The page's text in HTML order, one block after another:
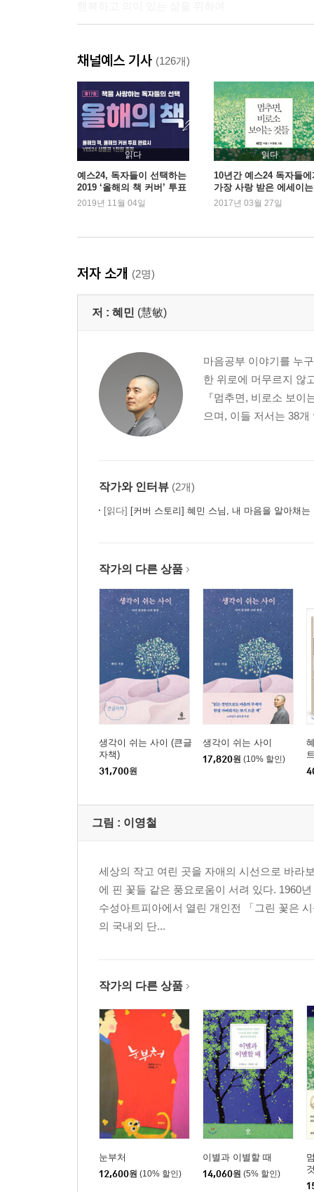
인생, 너무 어렵게 살지 말자
나는 무엇을 하는 사람인가
5강. 사랑의 장
평범한 그대를 사랑합니다
사랑, 내가 사라지는 위대한 경험
6강. 수행의 장
그저 바라보는 연습
내가 옳은 것이 중요한 것이 아니고 같이 행복한 것
냉정과 열정 사이
종교가 달라 힘들어하는 그대를 위해
진리는 통한다
에필로그_나 자신의 온전함과 존귀함을 알아채시길
채널예스 기사 (126개)
읽다
예스24, 독자들이 선택하는
2019 ‘올해의 책 커버’ 투표
실시
2019년 11월 04일
읽다
10년간 예스24 독자들에
가장 사랑 받은 에세이
2017년 03월 27일
저자 소개 (2명)
저 : 혜민 (慧敏)
마음공부 이야기를 누
한 위로에 머무르지 않
『멈추면, 비로소 보
으며, 이들 저서는 38
작가와 인터뷰 (2개)
[읽다] [커버 스토리] 혜민 스님, 내 마음을 알아채는
작가의 다른 상품
생각이 쉬는 사이 (큰글
자책)
31,700원
생각이 쉬는 사이
17,820원 (10% 할인)
그림 : 이영철
세상의 작고 여린 곳을 자애의 시선으로 바라
에 핀 꽃들 같은 풍요로움이 서려 있다. 1960
수성아트피아에서 열린 개인전 「그린 꽃은
의 국내외 단...
작가의 다른 상품
눈부처
12,600원 (10% 할인)
이별과 이별할 때
14,060원 (5% 할인)